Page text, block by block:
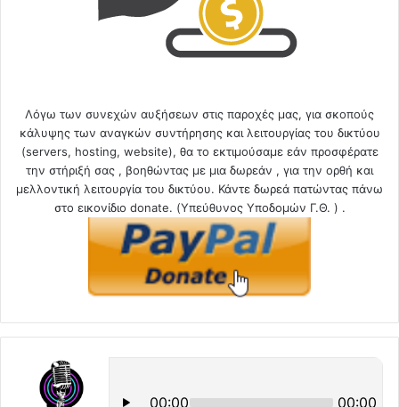
Λόγω των συνεχών αυξήσεων στις παροχές μας, για σκοπούς
κάλυψης των αναγκών συντήρησης και λειτουργίας του δικτύου
(servers, hosting, website), θα το εκτιμούσαμε εάν προσφέρατε
την στήριξή σας , βοηθώντας με μια δωρεάν , για την ορθή και
μελλοντική λειτουργία του δικτύου. Κάντε δωρεά πατώντας πάνω
στο εικονίδιο donate. (Υπεύθυνος Υποδομών Γ.Θ. ) .